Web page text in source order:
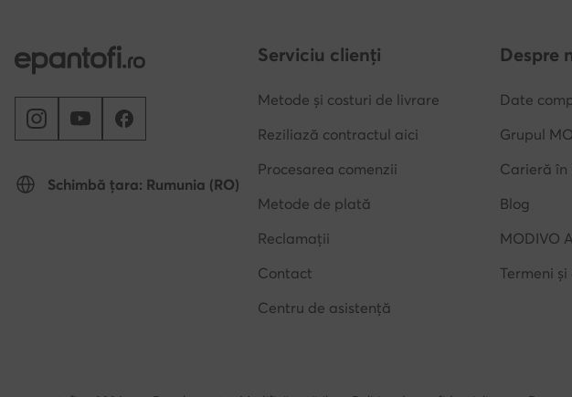
Schimbă țara: Rumunia (RO)
Serviciu clienți
Metode și costuri de livrare
Reziliază contractul aici
Procesarea comenzii
Metode de plată
Reclamații
Contact
Centru de asistență
Despre
Date
Grupul
Carieră în
Blog
MODIVO
Termeni